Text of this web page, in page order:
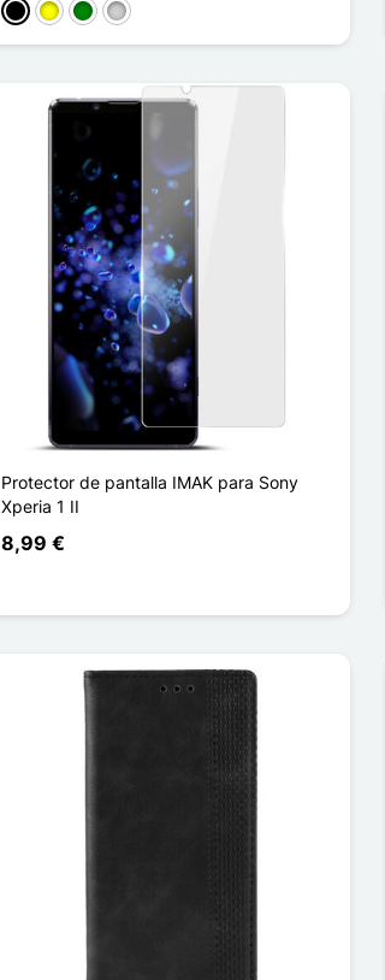
NegroAmarillo
VerdePlata
Protector de pantalla IMAK para Sony
Xperia 1 II
8,99 €